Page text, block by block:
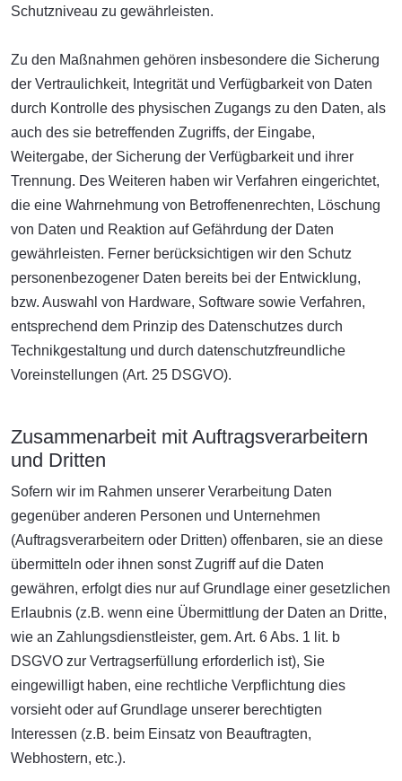
Schutzniveau zu gewährleisten.
Zu den Maßnahmen gehören insbesondere die Sicherung
der Vertraulichkeit, Integrität und Verfügbarkeit von Daten
durch Kontrolle des physischen Zugangs zu den Daten, als
auch des sie betreffenden Zugriffs, der Eingabe,
Weitergabe, der Sicherung der Verfügbarkeit und ihrer
Trennung. Des Weiteren haben wir Verfahren eingerichtet,
die eine Wahrnehmung von Betroffenenrechten, Löschung
von Daten und Reaktion auf Gefährdung der Daten
gewährleisten. Ferner berücksichtigen wir den Schutz
personenbezogener Daten bereits bei der Entwicklung,
bzw. Auswahl von Hardware, Software sowie Verfahren,
entsprechend dem Prinzip des Datenschutzes durch
Technikgestaltung und durch datenschutzfreundliche
Voreinstellungen (Art. 25 DSGVO).
Zusammenarbeit mit Auftragsverarbeitern
und Dritten
Sofern wir im Rahmen unserer Verarbeitung Daten
gegenüber anderen Personen und Unternehmen
(Auftragsverarbeitern oder Dritten) offenbaren, sie an diese
übermitteln oder ihnen sonst Zugriff auf die Daten
gewähren, erfolgt dies nur auf Grundlage einer gesetzlichen
Erlaubnis (z.B. wenn eine Übermittlung der Daten an Dritte,
wie an Zahlungsdienstleister, gem. Art. 6 Abs. 1 lit. b
DSGVO zur Vertragserfüllung erforderlich ist), Sie
eingewilligt haben, eine rechtliche Verpflichtung dies
vorsieht oder auf Grundlage unserer berechtigten
Interessen (z.B. beim Einsatz von Beauftragten,
Webhostern, etc.).